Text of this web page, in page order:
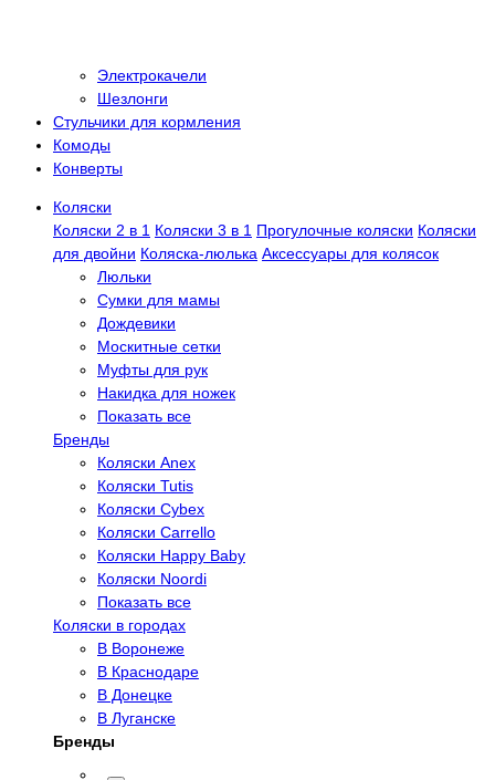
Электрокачели
Шезлонги
Стульчики для кормления
Комоды
Конверты
Коляски
Коляски 2 в 1 Коляски 3 в 1 Прогулочные коляски Коляски
для двойни Коляска-люлька Аксессуары для колясок
Люльки
Сумки для мамы
Дождевики
Москитные сетки
Муфты для рук
Накидка для ножек
Показать все
Бренды
Коляски Anex
Коляски Tutis
Коляски Cybex
Коляски Carrello
Коляски Happy Baby
Коляски Noordi
Показать все
Коляски в городах
В Воронеже
В Краснодаре
В Донецке
В Луганске
Бренды